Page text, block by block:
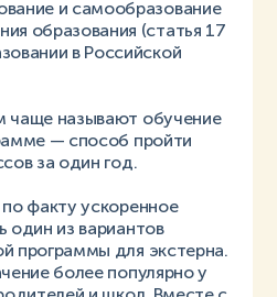
и самообразование
образования (статья 17
в Российской
чаще называют обучение
— способ пройти
за один год.
факту ускоренное
один из вариантов
программы для экстерна.
более популярно у